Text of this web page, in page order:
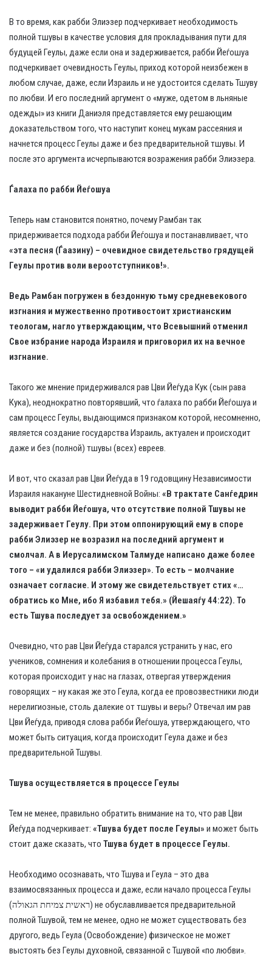
В то время, как рабби Элиэзер подчеркивает необходимость
полной тшувы в качестве условия для прокладывания пути для
будущей Геулы, даже если она и задерживается, рабби Йеѓошуа
подчеркивает очевидность Геулы, приход которой неизбежен в
любом случае, даже, если Израиль и не удостоится сделать Тшуву
по любви. И его последний аргумент о «муже, одетом в льняные
одежды» из книги Даниэля представляется ему решающим
доказательством того, что наступит конец мукам рассеяния и
начнется процесс Геулы даже и без предварительной тшувы. И
после это аргумента исчерпываются возражения рабби Элиэзера.
Ѓалаха по рабби Йеѓошуа
Теперь нам становится понятно, почему Рамбан так
придерживается подхода рабби Йеѓошуа и постанавливает, что
«эта песня (Ѓаазину) – очевидное свидетельство грядущей
Геулы против воли вероотступников!».
Ведь Рамбан погружен в бездонную тьму средневекового
изгнания и мужественно противостоит христианским
теологам, нагло утверждающим, что Всевышний отменил
Свое избрание народа Израиля и приговорил их на вечное
изгнание.
Такого же мнение придерживался рав Цви Йеѓуда Кук (сын рава
Кука), неоднократно повторявший, что ѓалаха по рабби Йеѓошуа и
сам процесс Геулы, выдающимся признаком которой, несомненно,
является создание государства Израиль, актуален и происходит
даже и без (полной) тшувы (всех) евреев.
И вот, что сказал рав Цви Йеѓуда в 19 годовщину Независимости
Израиля накануне Шестидневной Войны: «В трактате Санѓедрин
выводит рабби Йеѓошуа, что отсутствие полной Тшувы не
задерживает Геулу. При этом оппонирующий ему в споре
рабби Элиэзер не возразил на последний аргумент и
смолчал. А в Иерусалимском Талмуде написано даже более
того – «и удалился рабби Элиэзер». То есть – молчание
означает согласие. И этому же свидетельствует стих «…
обратись ко Мне, ибо Я избавил тебя.» (Йешаяѓу 44:22). То
есть Тшува последует за освобождением.»
Очевидно, что рав Цви Йеѓуда старался устранить у нас, его
учеников, сомнения и колебания в отношении процесса Геулы,
которая происходит у нас на глазах, отвергая утверждения
говорящих – ну какая же это Геула, когда ее провозвестники люди
нерелигиозные, столь далекие от тшувы и веры? Отвечал им рав
Цви Йеѓуда, приводя слова рабби Йеѓошуа, утверждающего, что
может быть ситуация, когда происходит Геула даже и без
предварительной Тшувы.
Тшува осуществляется в процессе Геулы
Тем не менее, правильно обратить внимание на то, что рав Цви
Йеѓуда подчеркивает: «Тшува будет после Геулы» и может быть
стоит даже сказать, что Тшува будет в процессе Геулы.
Необходимо осознавать, что Тшува и Геула – это два
взаимосвязанных процесса и даже, если начало процесса Геулы
(ראשית צמיחת הגאולה) не обуславливается предварительной
полной Тшувой, тем не менее, одно не может существовать без
другого, ведь Геула (Освобождение) физическое не может
выстоять без Геулы духовной, связанной с Тшувой «по любви».